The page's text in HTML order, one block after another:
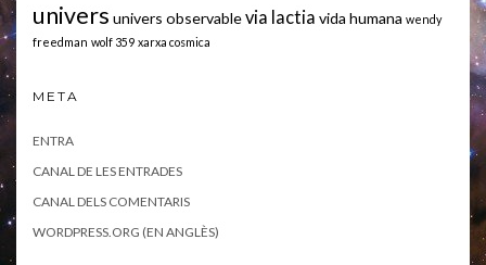
univers univers observablevia lactia vida humana wendy
freedman wolf 359 xarxa cosmica
META
ENTRA
CANAL DE LES ENTRADES
CANAL DELS COMENTARIS
WORDPRESS.ORG (EN ANGLÈS)